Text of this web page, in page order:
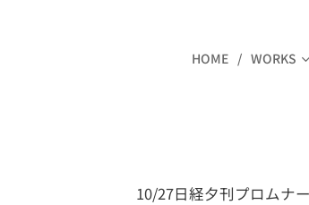
HOME WORKS
10/27日経夕刊プロムナ